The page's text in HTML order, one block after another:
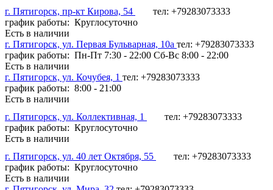
г. Пятигорск, пр-кт Кирова, 54
тел: +79283073333
график работы: Круглосуточно
Есть в наличии
г. Пятигорск, ул. Первая Бульварная, 10а тел: +79283073333
график работы: Пн-Пт 7:30 - 22:00 Сб-Вс 8:00 - 22:00
Есть в наличии
г. Пятигорск, ул. Кочубея, 1 тел: +79283073333
график работы: 8:00 - 21:00
Есть в наличии
г. Пятигорск, ул. Коллективная, 1
тел: +79283073333
график работы: Круглосуточно
Есть в наличии
г. Пятигорск, ул. 40 лет Октября, 55
тел: +79283073333
график работы: Круглосуточно
Есть в наличии